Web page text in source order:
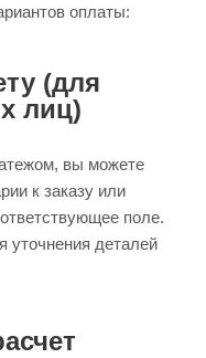
оплаты:
(для
лиц)
вы можете
к заказу или
поле.
деталей